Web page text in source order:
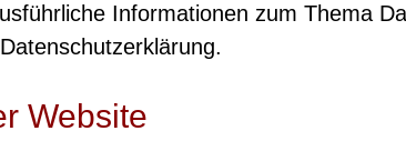
Informationen zum Thema
Website